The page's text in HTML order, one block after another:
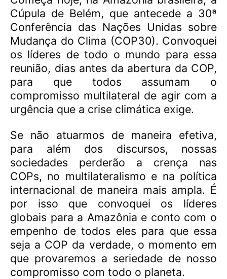
Cúpula de Belém, que antecede a 30ª
Conferência das Nações Unidas sobre
Mudança do Clima (COP30). Convoquei
os líderes de todo o mundo para essa
reunião, dias antes da abertura da COP,
para que todos assumam o
compromisso multilateral de agir com a
urgência que a crise climática exige.
Se não atuarmos de maneira efetiva,
para além dos discursos, nossas
sociedades perderão a crença nas
COPs, no multilateralismo e na política
internacional de maneira mais ampla. É
por isso que convoquei os líderes
globais para a Amazônia e conto com o
empenho de todos eles para que essa
seja a COP da verdade, o momento em
que provaremos a seriedade de nosso
compromisso com todo o planeta.